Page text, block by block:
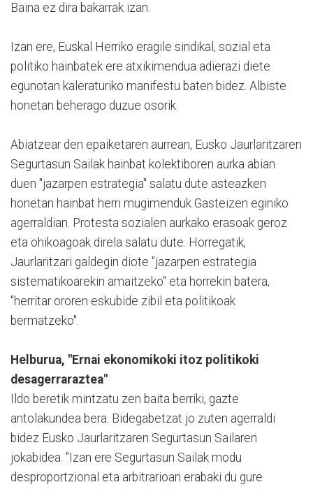
Baina ez dira bakarrak izan.
Izan ere, Euskal Herriko eragile sindikal, sozial eta
politiko hainbatek ere atxikimendua adierazi diete
egunotan kaleraturiko manifestu baten bidez. Albiste
honetan beherago duzue osorik.
Abiatzear den epaiketaren aurrean, Eusko Jaurlaritzaren
Segurtasun Sailak hainbat kolektiboren aurka abian
duen "jazarpen estrategia" salatu dute asteazken
honetan hainbat herri mugimenduk Gasteizen eginiko
agerraldian. Protesta sozialen aurkako erasoak geroz
eta ohikoagoak direla salatu dute. Horregatik,
Jaurlaritzari galdegin diote "jazarpen estrategia
sistematikoarekin amaitzeko" eta horrekin batera,
"herritar ororen eskubide zibil eta politikoak
bermatzeko".
Helburua, "Ernai ekonomikoki itoz politikoki
desagerraraztea"
Ildo beretik mintzatu zen baita berriki, gazte
antolakundea bera. Bidegabetzat jo zuten agerraldi
bidez Eusko Jaurlaritzaren Segurtasun Sailaren
jokabidea. "Izan ere Segurtasun Sailak modu
desproportzional eta arbitrarioan erabaki du gure